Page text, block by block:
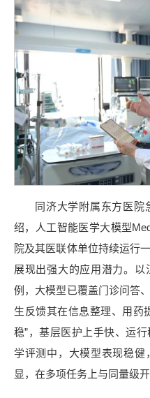
同济大学附属东方医院
绍，人工智能医学大模型
院及其医联体单位持续运行
展现出强大的应用潜力。
例，大模型已覆盖门诊问答
生反馈其在信息整理、用药
稳”，基层医护上手快、运
学评测中，大模型表现稳健
显，在多项任务上与同量级